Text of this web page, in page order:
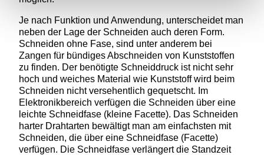
Je nach Funktion und Anwendung, unterscheidet man
neben der Lage der Schneiden auch deren Form.
Schneiden ohne Fase, sind unter anderem bei
Zangen für bündiges Abschneiden von Kunststoffen
zu finden. Der benötigte Schneiddruck ist nicht sehr
hoch und weiches Material wie Kunststoff wird beim
Schneiden nicht versehentlich gequetscht. Im
Elektronikbereich verfügen die Schneiden über eine
leichte Schneidfase (kleine Facette). Das Schneiden
harter Drahtarten bewältigt man am einfachsten mit
Schneiden, die über eine Schneidfase (Facette)
verfügen. Die Schneidfase verlängert die Standzeit